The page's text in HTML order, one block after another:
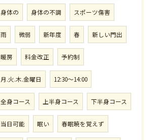
身体の 身体の不調 スポーツ傷害
雨 微弱 新年度 春 新しい門出
暖房 料金改正 予約制
月.火.木.金曜日 12:30〜14:00
全身コース 上半身コース 下半身コース
当日可能 眠い 春眠暁を覚えず